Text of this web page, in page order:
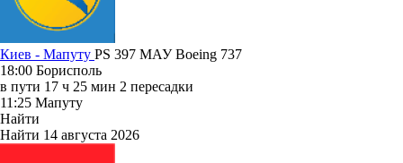
Киев - Мапуту PS 397 МАУBoeing 737
18:00 Борисполь
в пути 17 ч 25 мин 2 пересадки
11:25 Мапуту
Найти
Найти 14 августа 2026